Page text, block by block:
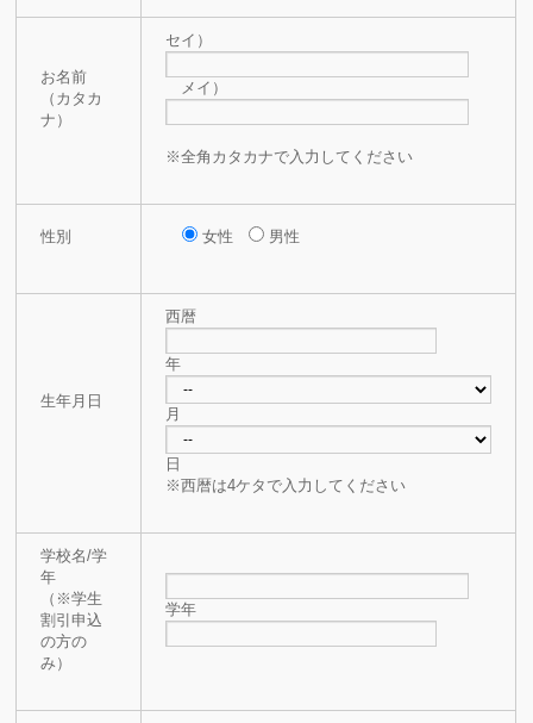
お名前
（カタカ
ナ）
セイ）
メイ）
※全角カタカナで入力してください
性別 女性 男性
生年月日
西暦
年
月
日
※西暦は4ケタで入力してください
学校名/学
年
（※学生
割引申込
の方の
み）
学年